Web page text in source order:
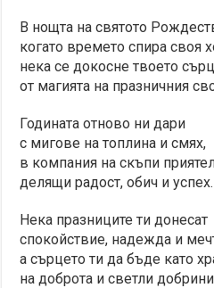
В нощта на святото
когато времето спира своя
нека се докосне твоето
от магията на празничния
Годината отново ни дари
с мигове на топлина и смях,
в компания на скъпи
делящи радост, обич и успех.
Нека празниците ти донесат
спокойствие, надежда и
а сърцето ти да бъде като
на доброта и светли